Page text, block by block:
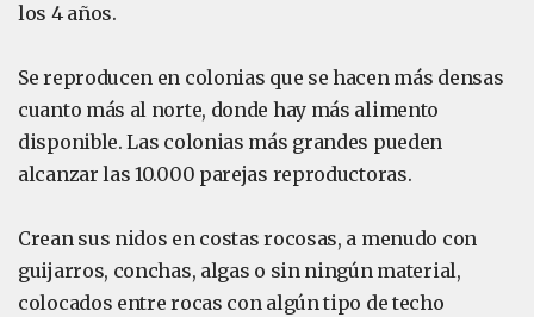
los 4 años.
Se reproducen en colonias que se hacen más densas
cuanto más al norte, donde hay más alimento
disponible. Las colonias más grandes pueden
alcanzar las 10.000 parejas reproductoras.
Crean sus nidos en costas rocosas, a menudo con
guijarros, conchas, algas o sin ningún material,
colocados entre rocas con algún tipo de techo